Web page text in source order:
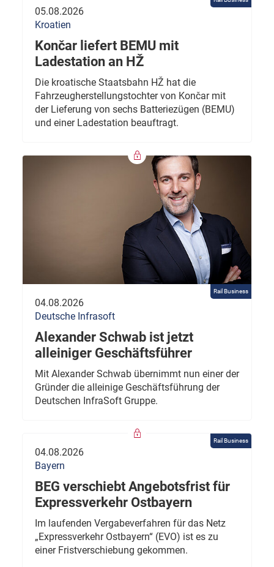
05.08.2026
Kroatien
Končar liefert BEMU mit
Ladestation an HŽ
Die kroatische Staatsbahn HŽ hat die
Fahrzeugherstellungstochter von Končar mit
der Lieferung von sechs Batteriezügen (BEMU)
und einer Ladestation beauftragt.
Rail Business
04.08.2026
Deutsche Infrasoft
Alexander Schwab ist jetzt
alleiniger Geschäftsführer
Mit Alexander Schwab übernimmt nun einer der
Gründer die alleinige Geschäftsführung der
Deutschen InfraSoft Gruppe.
Rail Business
04.08.2026
Bayern
BEG verschiebt Angebotsfrist für
Expressverkehr Ostbayern
Im laufenden Vergabeverfahren für das Netz
„Expressverkehr Ostbayern“ (EVO) ist es zu
einer Fristverschiebung gekommen.